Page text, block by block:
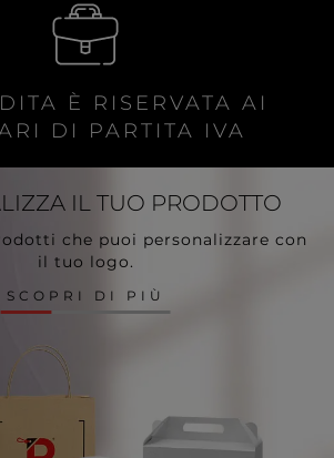
È RISERVATA AI
DI PARTITA IVA
IL TUO PRODOTTO
che puoi personalizzare con
il tuo logo.
SCOPRI DI PIÙ